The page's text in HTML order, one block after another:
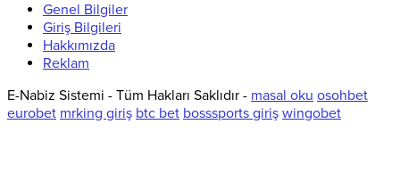
Genel Bilgiler
Giriş Bilgileri
Hakkımızda
Reklam
E-Nabiz Sistemi - Tüm Hakları Saklıdır - masal oku osohbet
eurobet mrking giriş btc bet bosssports giriş wingobet